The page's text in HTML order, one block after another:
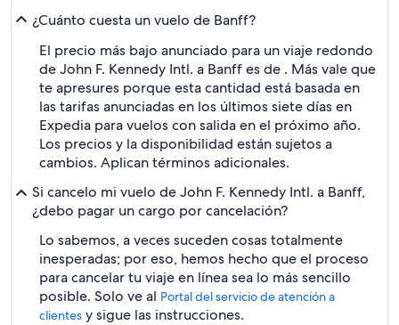
¿Cuánto cuesta un vuelo de Banff?
El precio más bajo anunciado para un viaje redondo
de John F. Kennedy Intl. a Banff es de . Más vale que
te apresures porque esta cantidad está basada en
las tarifas anunciadas en los últimos siete días en
Expedia para vuelos con salida en el próximo año.
Los precios y la disponibilidad están sujetos a
cambios. Aplican términos adicionales.
Si cancelo mi vuelo de John F. Kennedy Intl. a Banff,
¿debo pagar un cargo por cancelación?
Lo sabemos, a veces suceden cosas totalmente
inesperadas; por eso, hemos hecho que el proceso
para cancelar tu viaje en línea sea lo más sencillo
posible. Solo ve al Portal del servicio de atención a
clientes y sigue las instrucciones.